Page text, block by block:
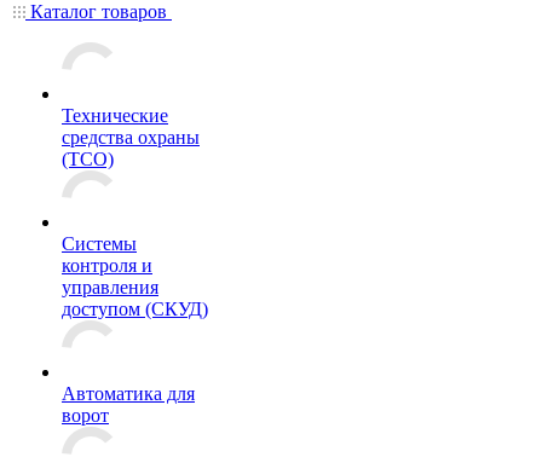
Каталог товаров
Технические
средства охраны
(ТСО)
Системы
контроля и
управления
доступом (СКУД)
Автоматика для
ворот